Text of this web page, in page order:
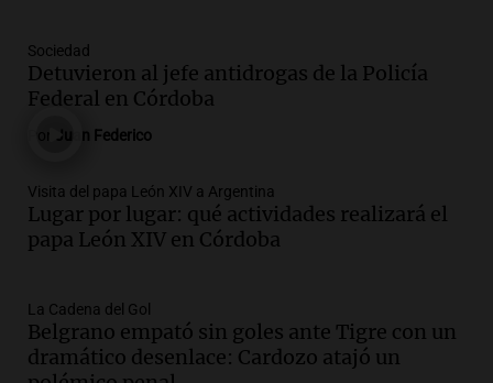
Audio.
centro de esquí Penitentes Park tras
siete años de cierre por falta de nieve
Episodios
Audio.Madres en Rosario piden por la
ley Joaquín.
Viva la Radio Rosario
Audio. Juan Pedro Colombo, rematador
de hacienda: “Las tecnologías no
reemplazan el contacto con la gente”
Sociedad
Detuvieron al jefe antidrogas de la Policía
Federal en Córdoba
Juan Federico
Visita del papa León XIV a Argentina
Lugar por lugar: qué actividades realizará el
papa León XIV en Córdoba
La Cadena del Gol
Belgrano empató sin goles ante Tigre con un
dramático desenlace: Cardozo atajó un